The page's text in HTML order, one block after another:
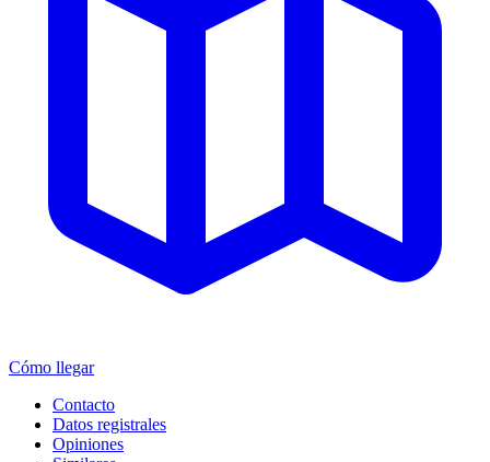
Cómo llegar
Contacto
Datos registrales
Opiniones